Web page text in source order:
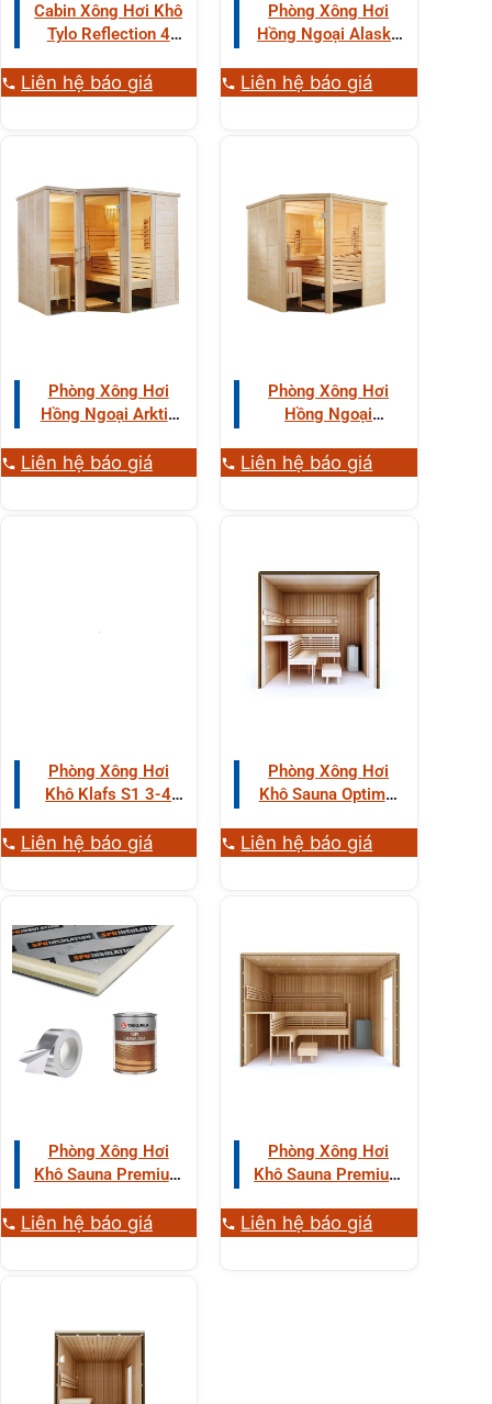
Cabin Xông Hơi Khô
Tylo Reflection 4
Sủi
Liên hệ báo giá
Phòng Xông Hơi
Hồng Ngoại Alaska
Gỗ Thông
Liên hệ báo giá
Phòng Xông Hơi
Hồng Ngoại Arktis
Aspen
Liên hệ báo giá
Phòng Xông Hơi
Hồng Ngoại
Corner 3-4 Người
Gỗ Aspen
Liên hệ báo giá
Phòng Xông Hơi
Khô Klafs S1 3-4
Liên hệ báo giá
Phòng Xông Hơi
Khô Sauna Optimal
Dương Xử Lý Nhiệt
Liên hệ báo giá
Phòng Xông Hơi
Khô Sauna Premium
Dương Aspen
Liên hệ báo giá
Phòng Xông Hơi
Khô Sauna Premium
Dương Xử Lý Nhiệt
Liên hệ báo giá